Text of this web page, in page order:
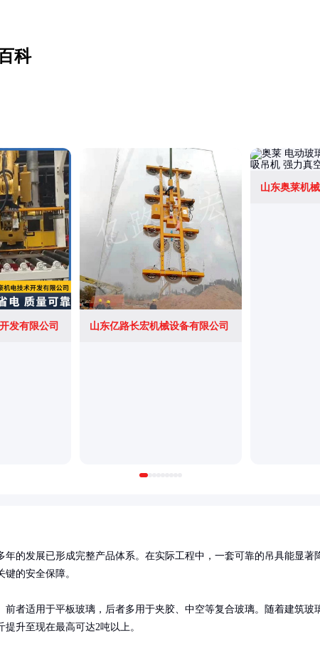
科
发有限公司 山东亿路长宏机械设备有限公司
山东奥莱机
的发展已形成完整产品体系。在实际工程中，一套可靠的吊具能显著
的安全保障。
者适用于平板玻璃，后者多用于夹胶、中空等复合玻璃。随着建筑玻
升至现在最高可达2吨以上。